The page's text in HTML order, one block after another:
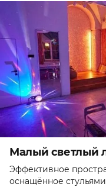
Малый светлый
Эффективное
оснащённое